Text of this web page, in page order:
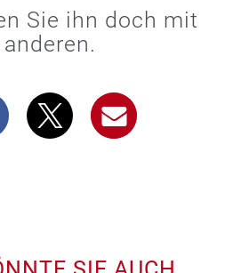
Sie ihn doch mit
anderen.